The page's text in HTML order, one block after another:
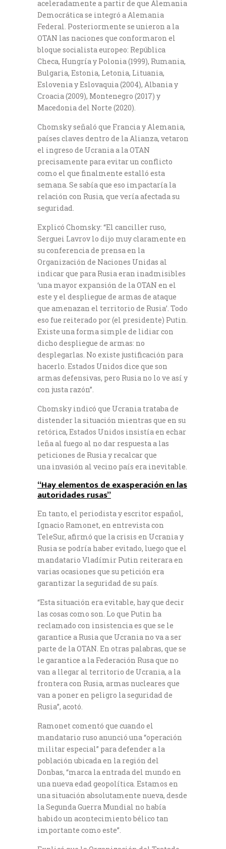
aceleradamente a partir de que Alemania
Democrática se integró a Alemania
Federal. Posteriormente se unieron a la
OTAN las naciones que conformaron el
bloque socialista europeo: República
Checa, Hungría y Polonia (1999), Rumania,
Bulgaria, Estonia, Letonia, Lituania,
Eslovenia y Eslovaquia (2004), Albania y
Croacia (2009), Montenegro (2017) y
Macedonia del Norte (2020).
Chomsky señaló que Francia y Alemania,
países claves dentro de la Alianza, vetaron
el ingreso de Ucrania a la OTAN
precisamente para evitar un conflicto
como el que finalmente estalló esta
semana. Se sabía que eso impactaría la
relación con Rusia, que vería afectada su
seguridad.
Explicó Chomsky: “El canciller ruso,
Serguei Lavrov lo dijo muy claramente en
su conferencia de prensa en la
Organización de Naciones Unidas al
indicar que para Rusia eran inadmisibles
‘una mayor expansión de la OTAN en el
este y el despliegue de armas de ataque
que amenazan el territorio de Rusia’. Todo
eso fue reiterado por (el presidente) Putin.
Existe una forma simple de lidiar con
dicho despliegue de armas: no
desplegarlas. No existe justificación para
hacerlo. Estados Unidos dice que son
armas defensivas, pero Rusia no lo ve así y
con justa razón”.
Chomsky indicó que Ucrania trataba de
distender la situación mientras que en su
retórica, Estados Unidos insistía en echar
leña al fuego al no dar respuesta a las
peticiones de Rusia y recalcar que
una invasión al vecino país era inevitable.
“Hay elementos de exasperación en las
autoridades rusas”
En tanto, el periodista y escritor español,
Ignacio Ramonet, en entrevista con
TeleSur, afirmó que la crisis en Ucrania y
Rusia se podría haber evitado, luego que el
mandatario Vladímir Putin reiterara en
varias ocasiones que su petición era
garantizar la seguridad de su país.
“Esta situación era evitable, hay que decir
las cosas como son. Lo que Putin ha
reclamado con insistencia es que se le
garantice a Rusia que Ucrania no va a ser
parte de la OTAN. En otras palabras, que se
le garantice a la Federación Rusa que no
van a llegar al territorio de Ucrania, a la
frontera con Rusia, armas nucleares que
van a poner en peligro la seguridad de
Rusia”, acotó.
Ramonet comentó que cuando el
mandatario ruso anunció una “operación
militar especial” para defender a la
población ubicada en la región del
Donbas, “marca la entrada del mundo en
una nueva edad geopolítica. Estamos en
una situación absolutamente nueva, desde
la Segunda Guerra Mundial no había
habido un acontecimiento bélico tan
importante como este”.